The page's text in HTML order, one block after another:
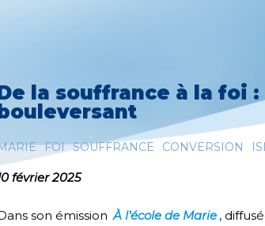
la souffrance à la foi
bouleversant
FOI SOUFFRANCE CONVERSION
février 2025
son émission À l’école de Marie ,